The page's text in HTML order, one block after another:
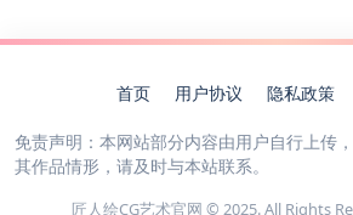
首页 用户协议 隐私政策
免责声明：本网站部分内容由用户自行上传
其作品情形，请及时与本站联系。
匠人绘CG艺术官网 © 2025. All Rights